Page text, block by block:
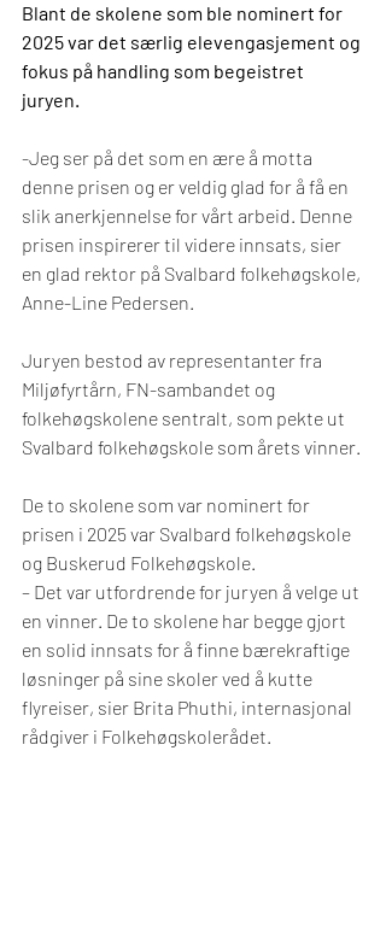
Blant de skolene som ble nominert for
2025 var det særlig elevengasjement og
fokus på handling som begeistret
juryen.
-Jeg ser på det som en ære å motta
denne prisen og er veldig glad for å få en
slik anerkjennelse for vårt arbeid. Denne
prisen inspirerer til videre innsats, sier
en glad rektor på Svalbard folkehøgskole,
Anne-Line Pedersen.
Juryen bestod av representanter fra
Miljøfyrtårn, FN-sambandet og
folkehøgskolene sentralt, som pekte ut
Svalbard folkehøgskole som årets vinner.
De to skolene som var nominert for
prisen i 2025 var Svalbard folkehøgskole
og Buskerud Folkehøgskole.
– Det var utfordrende for juryen å velge ut
en vinner. De to skolene har begge gjort
en solid innsats for å finne bærekraftige
løsninger på sine skoler ved å kutte
flyreiser, sier Brita Phuthi, internasjonal
rådgiver i Folkehøgskolerådet.